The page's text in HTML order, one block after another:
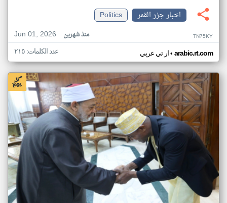
اخبار جزر القمر
Politics
Jun 01, 2026
منذ شهرين TN75KY
ار تي عربي• arabic.rt.com عدد الكلمات: ٢١٥